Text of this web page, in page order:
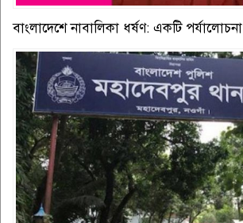
বাংলাদেশে নাবালিকা ধর্ষণ: একটি পর্যালোচনা